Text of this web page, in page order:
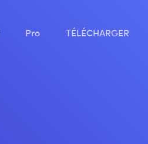
Pro TÉLÉCHARGER